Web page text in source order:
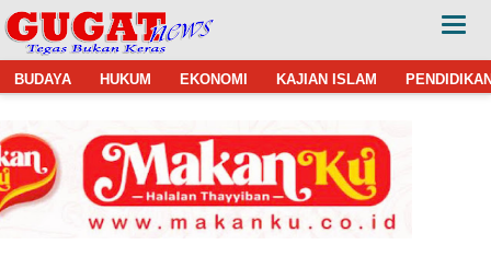
BUDAYA HUKUM EKONOMI KAJIAN ISLAM